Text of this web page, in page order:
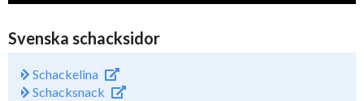
Svenska schacksidor
Schackelina
Schacksnack